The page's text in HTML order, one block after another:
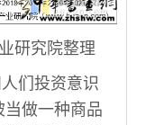
研究院整理
们投资意识
做一种商品